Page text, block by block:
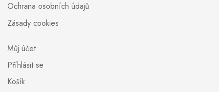
Ochrana osobních údajů
Zásady cookies
Můj účet
Příhlásit se
Košík